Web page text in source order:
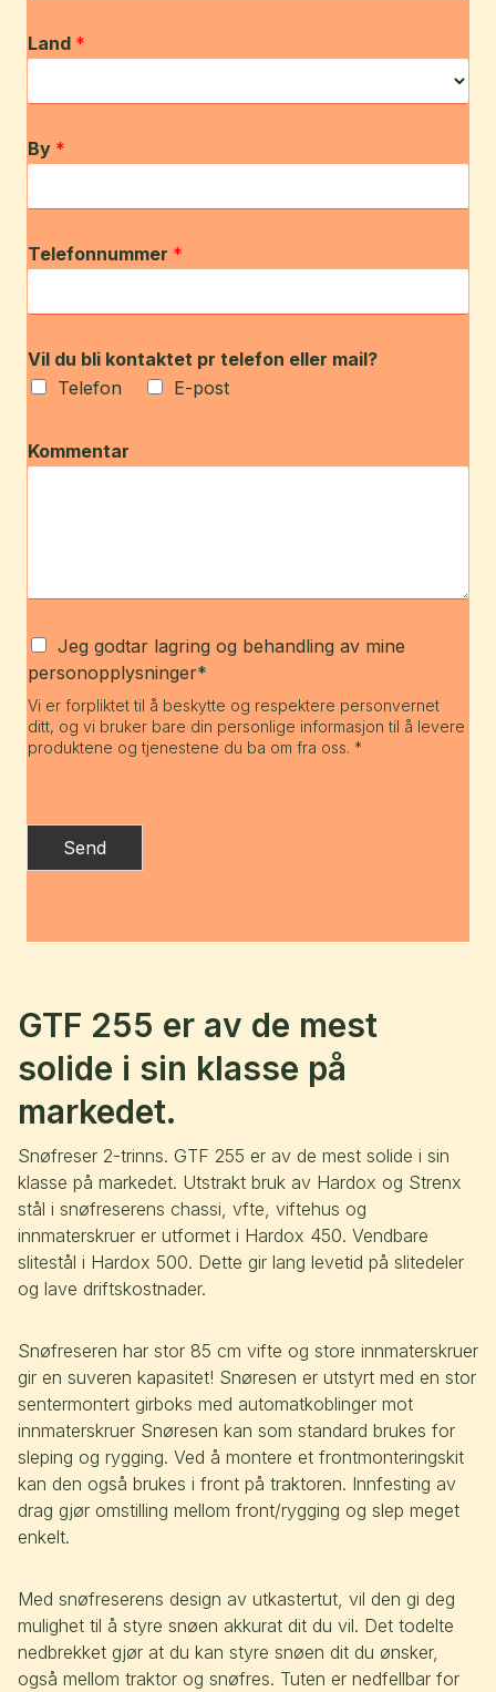
Land *
By *
Telefonnummer *
Vil du bli kontaktet pr telefon eller mail?
Telefon
E-post
Kommentar
Jeg godtar lagring og behandling av mine
personopplysninger*
Vi er forpliktet til å beskytte og respektere personvernet
ditt, og vi bruker bare din personlige informasjon til å levere
produktene og tjenestene du ba om fra oss. *
Send
GTF 255 er av de mest
solide i sin klasse på
markedet.
Snøfreser 2-trinns. GTF 255 er av de mest solide i sin
klasse på markedet. Utstrakt bruk av Hardox og Strenx
stål i snøfreserens chassi, vfte, viftehus og
innmaterskruer er utformet i Hardox 450. Vendbare
slitestål i Hardox 500. Dette gir lang levetid på slitedeler
og lave driftskostnader.
Snøfreseren har stor 85 cm vifte og store innmaterskruer
gir en suveren kapasitet! Snøresen er utstyrt med en stor
sentermontert girboks med automatkoblinger mot
innmaterskruer Snøresen kan som standard brukes for
sleping og rygging. Ved å montere et frontmonteringskit
kan den også brukes i front på traktoren. Innfesting av
drag gjør omstilling mellom front/rygging og slep meget
enkelt.
Med snøfreserens design av utkastertut, vil den gi deg
mulighet til å styre snøen akkurat dit du vil. Det todelte
nedbrekket gjør at du kan styre snøen dit du ønsker,
også mellom traktor og snøfres. Tuten er nedfellbar for